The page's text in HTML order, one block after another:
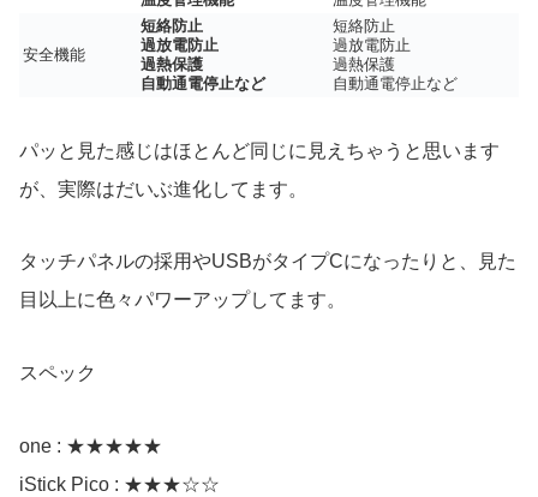
安全機能
短絡防止
過放電防止
過熱保護
自動通電停止など
短絡防止
過放電防止
過熱保護
自動通電停止など
パッと見た感じはほとんど同じに見えちゃうと思います
が、実際はだいぶ進化してます。
タッチパネルの採用やUSBがタイプCになったりと、見た
目以上に色々パワーアップしてます。
スペック
one : ★★★★★
iStick Pico : ★★★☆☆